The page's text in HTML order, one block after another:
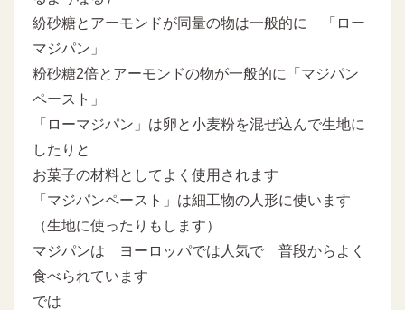
紛砂糖とアーモンドが同量の物は一般的に 「ロー
マジパン」
粉砂糖2倍とアーモンドの物が一般的に「マジパン
ペースト」
「ローマジパン」は卵と小麦粉を混ぜ込んで生地に
したりと
お菓子の材料としてよく使用されます
「マジパンペースト」は細工物の人形に使います
（生地に使ったりもします）
マジパンは ヨーロッパでは人気で 普段からよく
食べられています
では